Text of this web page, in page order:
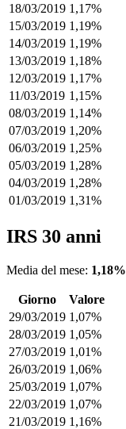
18/03/2019 1,17%
15/03/2019 1,19%
14/03/2019 1,19%
13/03/2019 1,18%
12/03/2019 1,17%
11/03/2019 1,15%
08/03/2019 1,14%
07/03/2019 1,20%
06/03/2019 1,25%
05/03/2019 1,28%
04/03/2019 1,28%
01/03/2019 1,31%
IRS 30 anni
Media del mese: 1,18%
Giorno
Valore
29/03/2019 1,07%
28/03/2019 1,05%
27/03/2019 1,01%
26/03/2019 1,06%
25/03/2019 1,07%
22/03/2019 1,07%
21/03/2019 1,16%